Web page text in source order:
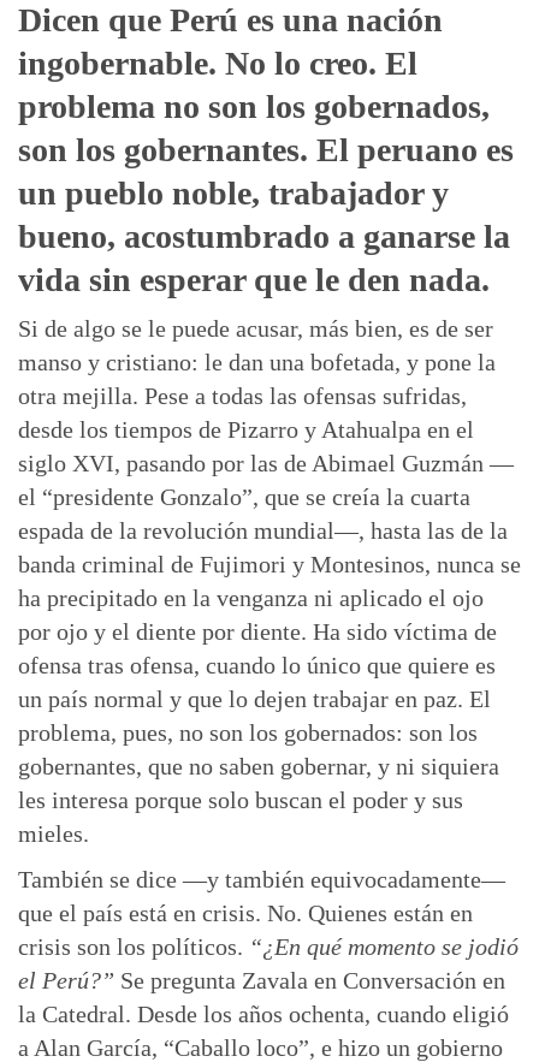
Dicen que Perú es una nación
ingobernable. No lo creo. El
problema no son los gobernados,
son los gobernantes. El peruano es
un pueblo noble, trabajador y
bueno, acostumbrado a ganarse la
vida sin esperar que le den nada.
Si de algo se le puede acusar, más bien, es de ser
manso y cristiano: le dan una bofetada, y pone la
otra mejilla. Pese a todas las ofensas sufridas,
desde los tiempos de Pizarro y Atahualpa en el
siglo XVI, pasando por las de Abimael Guzmán —
el “presidente Gonzalo”, que se creía la cuarta
espada de la revolución mundial—, hasta las de la
banda criminal de Fujimori y Montesinos, nunca se
ha precipitado en la venganza ni aplicado el ojo
por ojo y el diente por diente. Ha sido víctima de
ofensa tras ofensa, cuando lo único que quiere es
un país normal y que lo dejen trabajar en paz. El
problema, pues, no son los gobernados: son los
gobernantes, que no saben gobernar, y ni siquiera
les interesa porque solo buscan el poder y sus
mieles.
También se dice —y también equivocadamente—
que el país está en crisis. No. Quienes están en
crisis son los políticos. “¿En qué momento se jodió
el Perú?” Se pregunta Zavala en Conversación en
la Catedral. Desde los años ochenta, cuando eligió
a Alan García, “Caballo loco”, e hizo un gobierno